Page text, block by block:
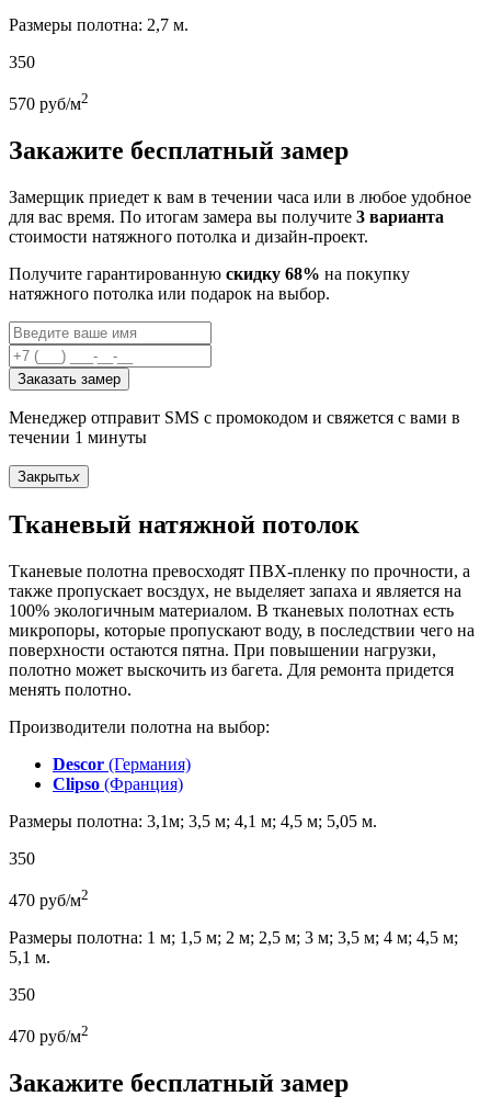
Размеры полотна: 2,7 м.
350
570 руб/м2
Закажите бесплатный замер
Замерщик приедет к вам в течении часа или в любое удобное
для вас время. По итогам замера вы получите 3 варианта
стоимости натяжного потолка и дизайн-проект.
Получите гарантированную скидку 68% на покупку
натяжного потолка или подарок на выбор.
Заказать замер
Менеджер отправит SMS с промокодом и свяжется с вами в
течении 1 минуты
Закрытьx
Тканевый натяжной потолок
Тканевые полотна превосходят ПВХ-пленку по прочности, а
также пропускает восздух, не выделяет запаха и является на
100% экологичным материалом. В тканевых полотнах есть
микропоры, которые пропускают воду, в последствии чего на
поверхности остаются пятна. При повышении нагрузки,
полотно может выскочить из багета. Для ремонта придется
менять полотно.
Производители полотна на выбор:
Descor (Германия)
Clipso (Франция)
Размеры полотна: 3,1м; 3,5 м; 4,1 м; 4,5 м; 5,05 м.
350
470 руб/м2
Размеры полотна: 1 м; 1,5 м; 2 м; 2,5 м; 3 м; 3,5 м; 4 м; 4,5 м;
5,1 м.
350
470 руб/м2
Закажите бесплатный замер